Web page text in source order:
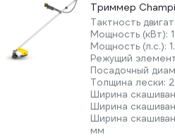
Триммер
Тактность
Мощность (кВт):
Мощность (л.с.):
Режущий
Посадочный
Толщина лески:
Ширина
Ширина
Ширина
мм